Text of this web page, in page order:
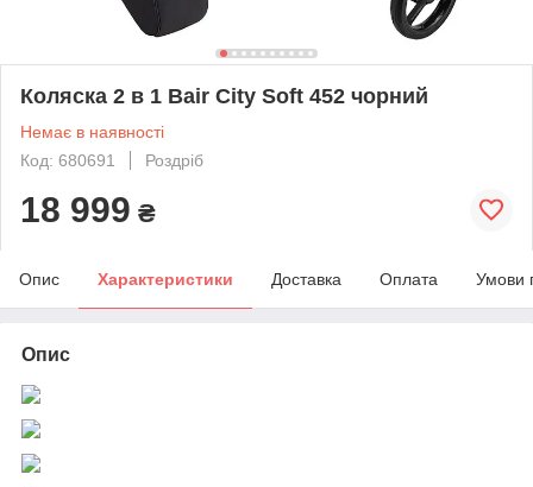
Коляска 2 в 1 Bair City Soft 452 чорний
Немає в наявності
Код: 680691
Роздріб
18 999 ₴
Опис Характеристики Доставка Оплата Умови
Опис